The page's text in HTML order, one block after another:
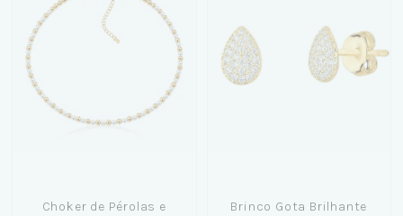
Choker de Pérolas e
Brinco Gota Brilhante